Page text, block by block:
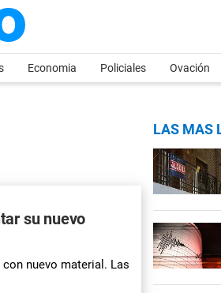
Economia Policiales Ovación
su nuevo
nuevo material. Las
LAS MAS